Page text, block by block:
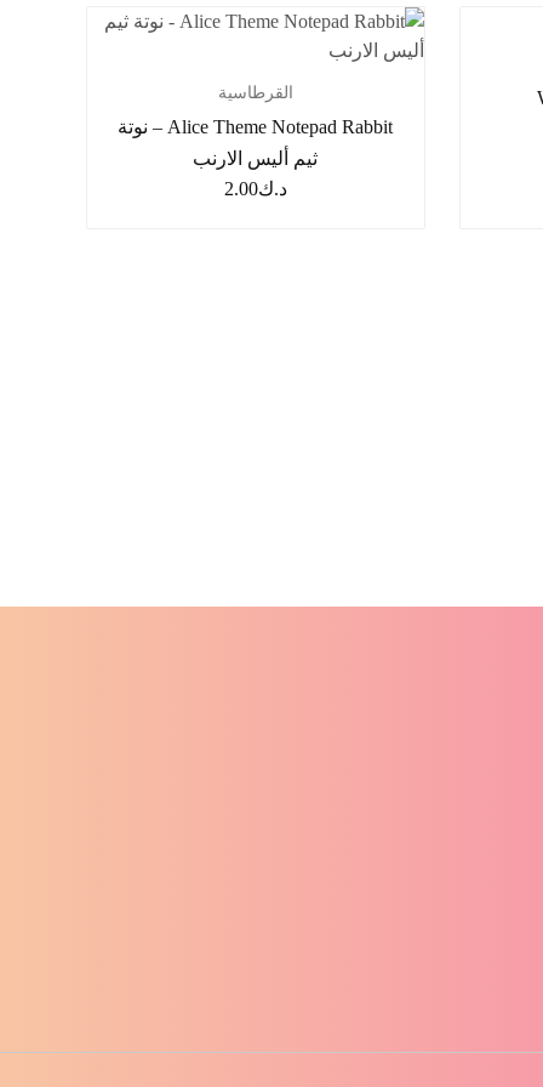
القرطاسية
Alice Theme Notepad Rabbit – نوتة
ثيم أليس الارنب
د.ك2.00